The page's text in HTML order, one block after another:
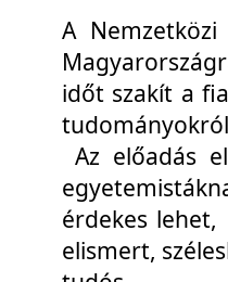
A
időt szakít a
Az előadás
érdekes lehet,
elismert,